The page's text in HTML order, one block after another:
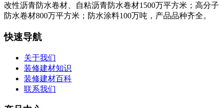
改性沥青防水卷材、自粘沥青防水卷材1500万平方米；高分子
防水卷材800万平方米；防水涂料100万吨，产品品种齐全。
快速导航
关于我们
装修建材知识
装修建材百科
联系我们